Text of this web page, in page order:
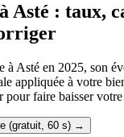
Asté : taux,
à Asté en 2025, son
appliquée à votre
pour faire baisser
(gratuit, 60 s) →